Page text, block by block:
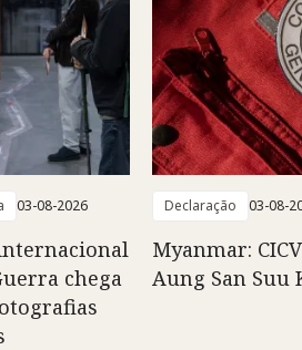
03-08-2026
chega
Declaração 03-08-
Myanmar:
Aung San Suu